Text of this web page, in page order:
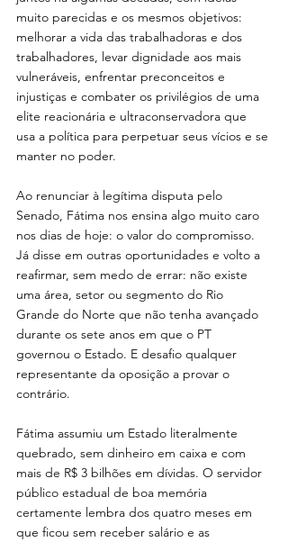
muito parecidas e os mesmos objetivos:
melhorar a vida das trabalhadoras e dos
trabalhadores, levar dignidade aos mais
vulneráveis, enfrentar preconceitos e
injustiças e combater os privilégios de uma
elite reacionária e ultraconservadora que
usa a política para perpetuar seus vícios e se
manter no poder.
Ao renunciar à legítima disputa pelo
Senado, Fátima nos ensina algo muito caro
nos dias de hoje: o valor do compromisso.
Já disse em outras oportunidades e volto a
reafirmar, sem medo de errar: não existe
uma área, setor ou segmento do Rio
Grande do Norte que não tenha avançado
durante os sete anos em que o PT
governou o Estado. E desafio qualquer
representante da oposição a provar o
contrário.
Fátima assumiu um Estado literalmente
quebrado, sem dinheiro em caixa e com
mais de R$ 3 bilhões em dívidas. O servidor
público estadual de boa memória
certamente lembra dos quatro meses em
que ficou sem receber salário e as